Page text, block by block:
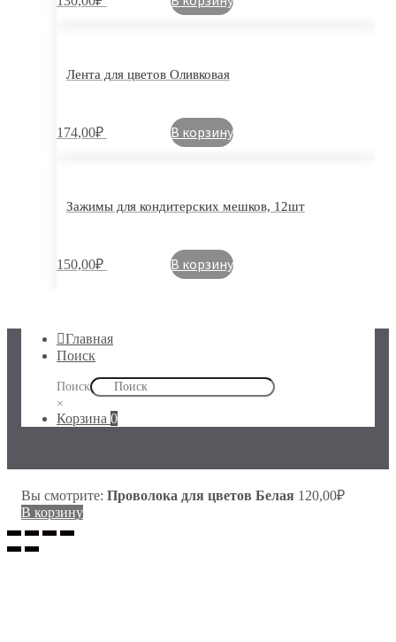
Лента для цветов Оливковая
174,00₽ В корзину
Зажимы для кондитерских мешков, 12шт
150,00₽ В корзину
Главная
Поиск
Поиск
×
Корзина 0
Вы смотрите: Проволока для цветов Белая 120,00₽
В корзину